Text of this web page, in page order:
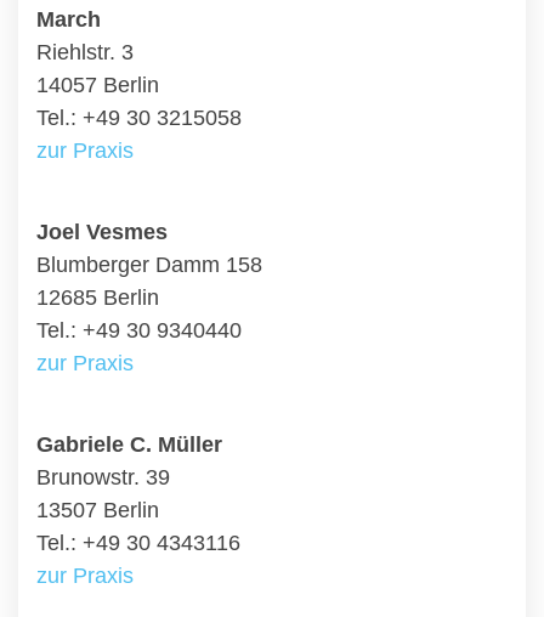
March
Riehlstr. 3
14057 Berlin
Tel.: +49 30 3215058
zur Praxis
Joel Vesmes
Blumberger Damm 158
12685 Berlin
Tel.: +49 30 9340440
zur Praxis
Gabriele C. Müller
Brunowstr. 39
13507 Berlin
Tel.: +49 30 4343116
zur Praxis